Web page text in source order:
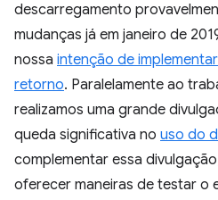
descarregamento
mudanças já em janeiro de
nossa intenção de
retorno. Paralelamente ao
realizamos uma grande
queda significativa no uso do
complementar essa
oferecer maneiras de testar o